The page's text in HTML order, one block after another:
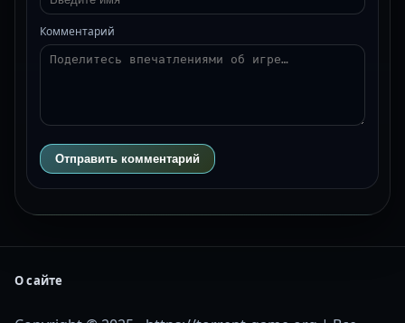
Комментарий
Отправить комментарий
О сайте